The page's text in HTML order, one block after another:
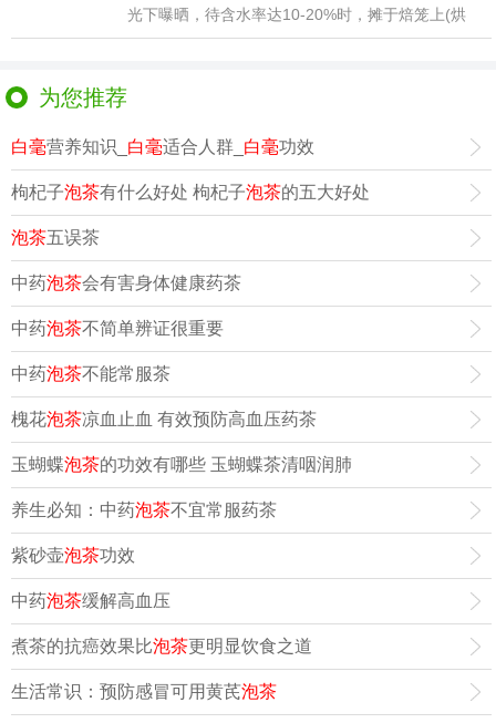
光下曝晒，待含水率达10-20%时，摊于焙笼上(烘
心盘用
为您推荐
白毫营养知识_ 白毫适合人群_ 白毫功效
枸杞子泡茶有什么好处 枸杞子泡茶的五大好处
泡茶五误茶
中药泡茶会有害身体健康药茶
中药泡茶不简单辨证很重要
中药泡茶不能常服茶
槐花泡茶凉血止血 有效预防高血压药茶
玉蝴蝶泡茶的功效有哪些 玉蝴蝶茶清咽润肺
养生必知：中药泡茶不宜常服药茶
紫砂壶泡茶功效
中药泡茶缓解高血压
煮茶的抗癌效果比泡茶更明显饮食之道
生活常识：预防感冒可用黄芪泡茶